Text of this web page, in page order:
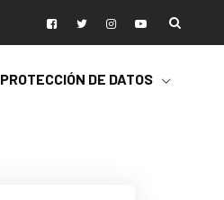
PROTECCIÓN DE DATOS